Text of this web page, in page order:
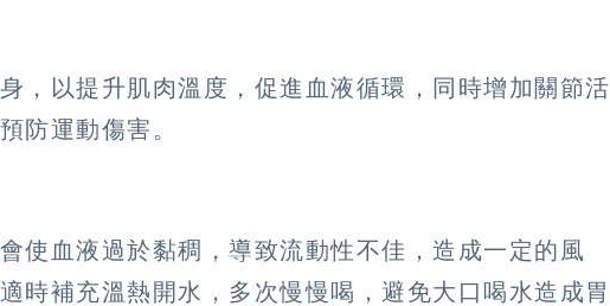
，以提升肌肉溫度，促進血液循環，同時增加關節活
防運動傷害。
使血液過於黏稠，導致流動性不佳，造成一定的風
時補充溫熱開水，多次慢慢喝，避免大口喝水造成胃